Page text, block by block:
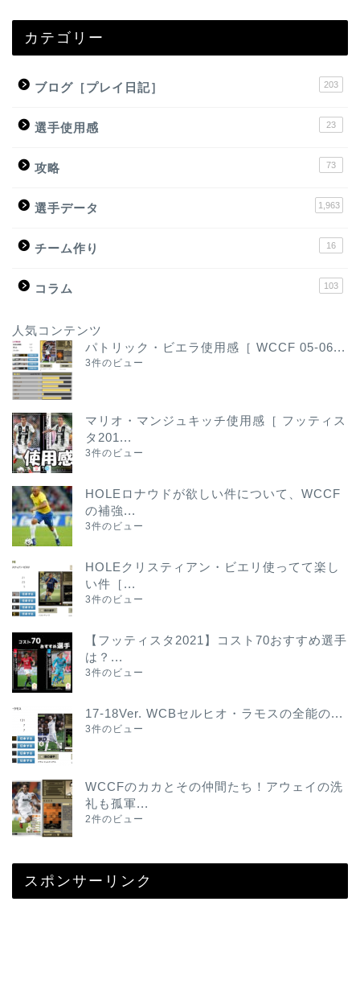
カテゴリー
ブログ［プレイ日記］ 203
選手使用感 23
攻略 73
選手データ 1,963
チーム作り 16
コラム 103
人気コンテンツ
パトリック・ビエラ使用感［ WCCF 05-06...
3件のビュー
マリオ・マンジュキッチ使用感［ フッティス
タ201...
3件のビュー
HOLEロナウドが欲しい件について、WCCF
の補強...
3件のビュー
HOLEクリスティアン・ビエリ使ってて楽し
い件［...
3件のビュー
【フッティスタ2021】コスト70おすすめ選手
は？...
3件のビュー
17-18Ver. WCBセルヒオ・ラモスの全能の...
3件のビュー
WCCFのカカとその仲間たち！アウェイの洗
礼も孤軍...
2件のビュー
スポンサーリンク